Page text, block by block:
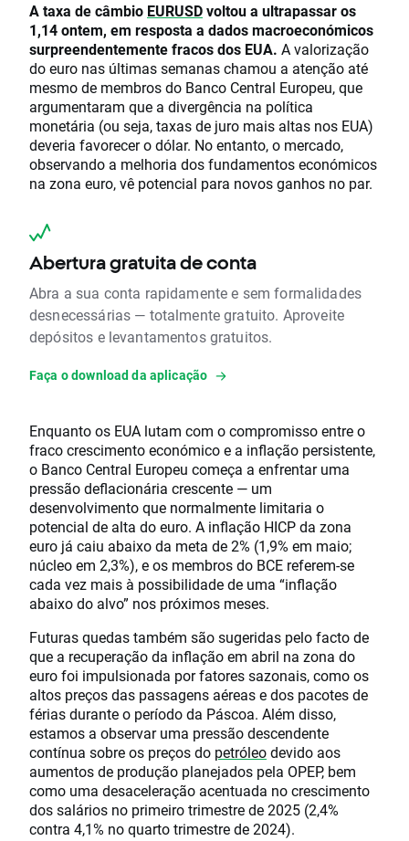
A taxa de câmbio EURUSDvoltou a ultrapassar os
1,14 ontem, em resposta a dados macroeconómicos
surpreendentemente fracos dos EUA. A valorização
do euro nas últimas semanas chamou a atenção até
mesmo de membros do Banco Central Europeu, que
argumentaram que a divergência na política
monetária (ou seja, taxas de juro mais altas nos EUA)
deveria favorecer o dólar. No entanto, o mercado,
observando a melhoria dos fundamentos económicos
na zona euro, vê potencial para novos ganhos no par.
Abertura gratuita de conta
Abra a sua conta rapidamente e sem formalidades
desnecessárias — totalmente gratuito. Aproveite
depósitos e levantamentos gratuitos.
Faça o download da aplicação
Enquanto os EUA lutam com o compromisso entre o
fraco crescimento económico e a inflação persistente,
o Banco Central Europeu começa a enfrentar uma
pressão deflacionária crescente — um
desenvolvimento que normalmente limitaria o
potencial de alta do euro. A inflação HICP da zona
euro já caiu abaixo da meta de 2% (1,9% em maio;
núcleo em 2,3%), e os membros do BCE referem-se
cada vez mais à possibilidade de uma “inflação
abaixo do alvo” nos próximos meses.
Futuras quedas também são sugeridas pelo facto de
que a recuperação da inflação em abril na zona do
euro foi impulsionada por fatores sazonais, como os
altos preços das passagens aéreas e dos pacotes de
férias durante o período da Páscoa. Além disso,
estamos a observar uma pressão descendente
contínua sobre os preços do petróleodevido aos
aumentos de produção planejados pela OPEP, bem
como uma desaceleração acentuada no crescimento
dos salários no primeiro trimestre de 2025 (2,4%
contra 4,1% no quarto trimestre de 2024).